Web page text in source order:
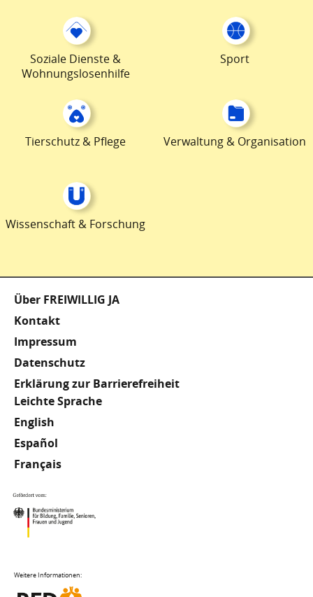
Soziale Dienste &
Wohnungslosenhilfe
Sport
Tierschutz & Pflege Verwaltung & Organisation
Wissenschaft & Forschung
Fußzeile
Über FREIWILLIG JA
Kontakt
Impressum
Datenschutz
Erklärung zur Barrierefreiheit
Meta
Footer
Leichte Sprache
English
Español
Français